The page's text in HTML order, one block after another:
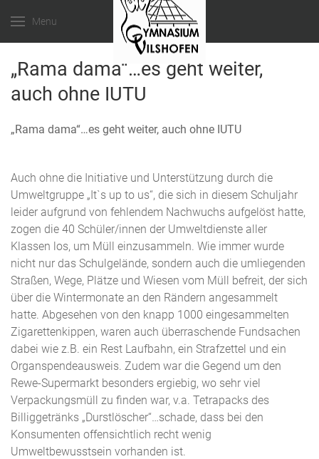
Menu
„Rama dama“…es geht weiter,
auch ohne IUTU
„Rama dama“…es geht weiter, auch ohne IUTU
Auch ohne die Initiative und Unterstützung durch die
Umweltgruppe „It`s up to us“, die sich in diesem Schuljahr
leider aufgrund von fehlendem Nachwuchs aufgelöst hatte,
zogen die 40 Schüler/innen der Umweltdienste aller
Klassen los, um Müll einzusammeln. Wie immer wurde
nicht nur das Schulgelände, sondern auch die umliegenden
Straßen, Wege, Plätze und Wiesen vom Müll befreit, der sich
über die Wintermonate an den Rändern angesammelt
hatte. Abgesehen von den knapp 1000 eingesammelten
Zigarettenkippen, waren auch überraschende Fundsachen
dabei wie z.B. ein Rest Laufbahn, ein Strafzettel und ein
Organspendeausweis. Zudem war die Gegend um den
Rewe-Supermarkt besonders ergiebig, wo sehr viel
Verpackungsmüll zu finden war, v.a. Tetrapacks des
Billiggetränks „Durstlöscher“…schade, dass bei den
Konsumenten offensichtlich recht wenig
Umweltbewusstsein vorhanden ist.